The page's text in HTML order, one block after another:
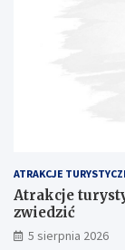
ATRAKCJE
Atrakcje
zwiedzić
5 sierpnia 2026